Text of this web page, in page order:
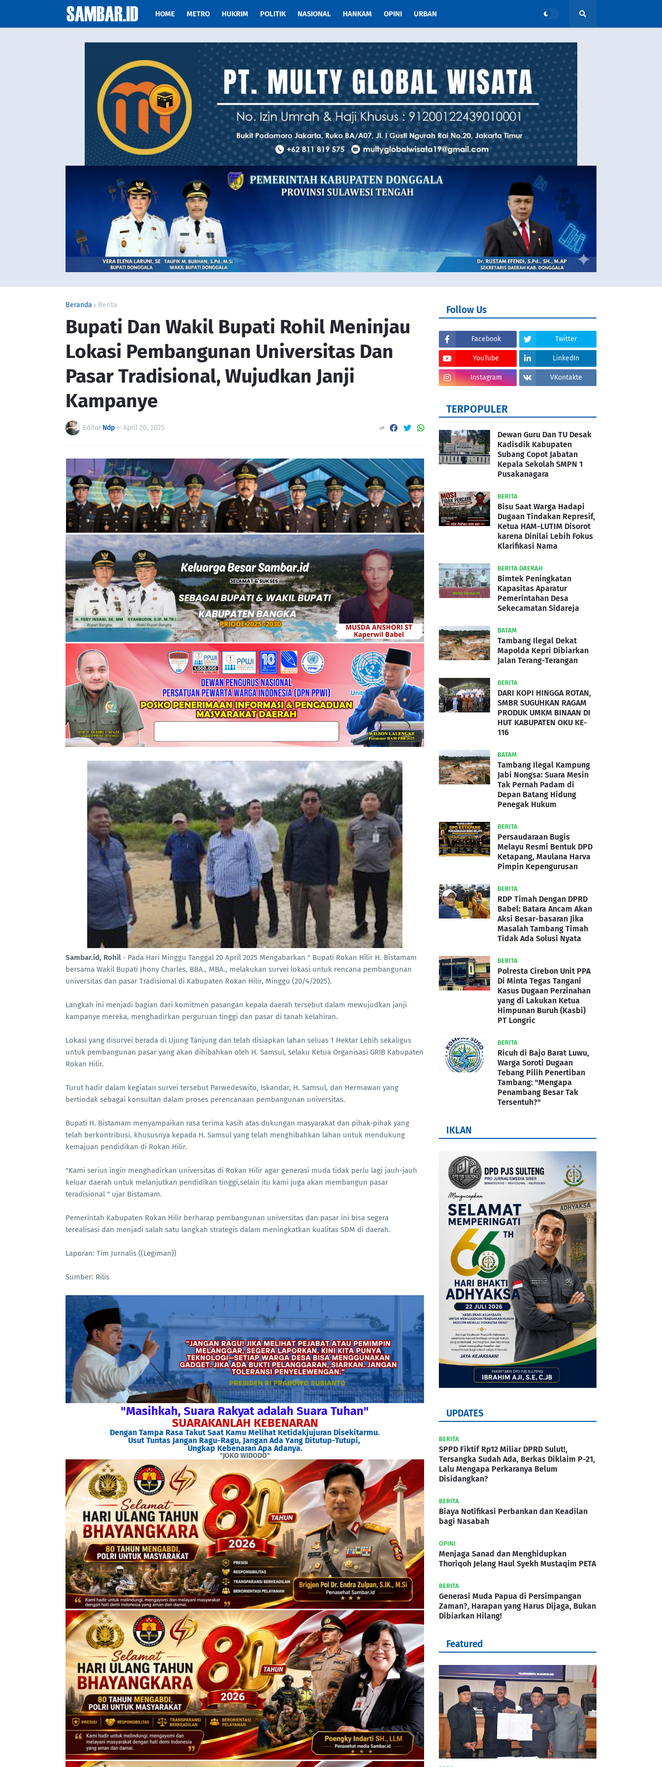
HOME METRO HUKRIM POLITIK NASIONAL HANKAM OPINI URBAN
Beranda Berita
Bupati Dan Wakil Bupati Rohil Meninjau
Lokasi Pembangunan Universitas Dan
Pasar Tradisional, Wujudkan Janji
Kampanye
Editor Ndp—April 20, 2025
Sambar.id, Rohil- Pada Hari Minggu Tanggal 20 April 2025 Mengabarkan " Bupati Rokan Hilir H. Bistamam
bersama Wakil Bupati Jhony Charles, BBA., MBA., melakukan survei lokasi untuk rencana pembangunan
universitas dan pasar Tradisional di Kabupaten Rokan Hilir, Minggu (20/4/2025).
Langkah ini menjadi bagian dari komitmen pasangan kepala daerah tersebut dalam mewujudkan janji
kampanye mereka, menghadirkan perguruan tinggi dan pasar di tanah kelahiran.
Lokasi yang disurvei berada di Ujung Tanjung dan telah disiapkan lahan seluas 1 Hektar Lebih sekaligus
untuk pembangunan pasar yang akan dihibahkan oleh H. Samsul, selaku Ketua Organisasi GRIB Kabupaten
Rokan Hilir.
Turut hadir dalam kegiatan survei tersebut Parwedeswito, Iskandar, H. Samsul, dan Hermawan yang
bertindak sebagai konsultan dalam proses perencanaan pembangunan universitas.
Bupati H. Bistamam menyampaikan rasa terima kasih atas dukungan masyarakat dan pihak-pihak yang
telah berkontribusi, khususnya kepada H. Samsul yang telah menghibahkan lahan untuk mendukung
kemajuan pendidikan di Rokan Hilir.
"Kami serius ingin menghadirkan universitas di Rokan Hilir agar generasi muda tidak perlu lagi jauh-jauh
keluar daerah untuk melanjutkan pendidikan tinggi,selain itu kami juga akan membangun pasar
teradisional " ujar Bistamam.
Pemerintah Kabupaten Rokan Hilir berharap pembangunan universitas dan pasar ini bisa segera
terealisasi dan menjadi salah satu langkah strategis dalam meningkatkan kualitas SDM di daerah.
Laporan: Tim Jurnalis ((Legiman))
Sumber: Rilis
"Masihkah, Suara Rakyat adalah Suara Tuhan"
SUARAKANLAH KEBENARAN
Dengan Tampa Rasa Takut Saat Kamu Melihat Ketidakjujuran Disekitarmu.
Usut Tuntas Jangan Ragu-Ragu, Jangan Ada Yang Ditutup-Tutupi,
Ungkap Kebenaran Apa Adanya.
"JOKO WIDODO"
Follow Us
Facebook Twitter
YouTube LinkedIn
Instagram VKontakte
TERPOPULER
Dewan Guru Dan TU Desak
Kadisdik Kabupaten
Subang Copot Jabatan
Kepala Sekolah SMPN 1
Pusakanagara
BERITA
Bisu Saat Warga Hadapi
Dugaan Tindakan Represif,
Ketua HAM-LUTIM Disorot
karena Dinilai Lebih Fokus
Klarifikasi Nama
BERITA DAERAH
Bimtek Peningkatan
Kapasitas Aparatur
Pemerintahan Desa
Sekecamatan Sidareja
BATAM
Tambang Ilegal Dekat
Mapolda Kepri Dibiarkan
Jalan Terang-Terangan
BERITA
DARI KOPI HINGGA ROTAN,
SMBR SUGUHKAN RAGAM
PRODUK UMKM BINAAN DI
HUT KABUPATEN OKU KE-
116
BATAM
Tambang Ilegal Kampung
Jabi Nongsa: Suara Mesin
Tak Pernah Padam di
Depan Batang Hidung
Penegak Hukum
BERITA
Persaudaraan Bugis
Melayu Resmi Bentuk DPD
Ketapang, Maulana Harva
Pimpin Kepengurusan
BERITA
RDP Timah Dengan DPRD
Babel: Batara Ancam Akan
Aksi Besar-basaran Jika
Masalah Tambang Timah
Tidak Ada Solusi Nyata
BERITA
Polresta Cirebon Unit PPA
Di Minta Tegas Tangani
Kasus Dugaan Perzinahan
yang di Lakukan Ketua
Himpunan Buruh (Kasbi)
PT Longric
BERITA
Ricuh di Bajo Barat Luwu,
Warga Soroti Dugaan
Tebang Pilih Penertiban
Tambang: "Mengapa
Penambang Besar Tak
Tersentuh?"
IKLAN
UPDATES
BERITA
SPPD Fiktif Rp12 Miliar DPRD Sulut!,
Tersangka Sudah Ada, Berkas Diklaim P-21,
Lalu Mengapa Perkaranya Belum
Disidangkan?
BERITA
Biaya Notifikasi Perbankan dan Keadilan
bagi Nasabah
OPINI
Menjaga Sanad dan Menghidupkan
Thoriqoh Jelang Haul Syekh Mustaqim PETA
BERITA
Generasi Muda Papua di Persimpangan
Zaman?, Harapan yang Harus Dijaga, Bukan
Dibiarkan Hilang!
Featured